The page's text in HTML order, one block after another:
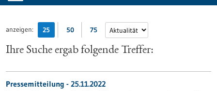
anzeigen: 25 50 75
Ihre Suche ergab folgende Treffer:
Pressemitteilung - 25.11.2022